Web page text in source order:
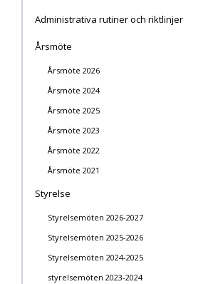
Administrativa rutiner och riktlinjer
Årsmöte
Årsmöte 2026
Årsmöte 2024
Årsmöte 2025
Årsmöte 2023
Årsmöte 2022
Årsmöte 2021
Styrelse
Styrelsemöten 2026-2027
Styrelsemöten 2025-2026
Styrelsemöten 2024-2025
styrelsemöten 2023-2024